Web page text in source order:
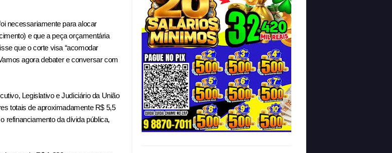
necessariamente paraalocar
e que a peça orçamentária
que o corte visa “acomodar
agora debater e conversar com
Legislativo e Judiciário da União
totais de aproximadamente R$ 5,5
refinanciamento da dívida pública,